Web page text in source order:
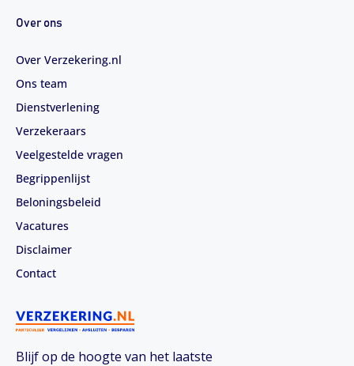
Blijf op de hoogte van het laatste
Over ons
Over Verzekering.nl
Ons team
Dienstverlening
Verzekeraars
Veelgestelde vragen
Begrippenlijst
Beloningsbeleid
Vacatures
Disclaimer
Contact